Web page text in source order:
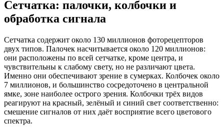
Сетчатка: палочки, колбочки и
обработка сигнала
Сетчатка содержит около 130 миллионов фоторецепторов
двух типов. Палочек насчитывается около 120 миллионов:
они расположены по всей сетчатке, кроме центра, и
чувствительны к слабому свету, но не различают цвета.
Именно они обеспечивают зрение в сумерках. Колбочек около
7 миллионов, и большинство сосредоточено в центральной
ямке, зоне наиболее острого зрения. Колбочки трёх видов
реагируют на красный, зелёный и синий свет соответственно:
смешение сигналов от них даёт восприятие всего цветового
спектра.